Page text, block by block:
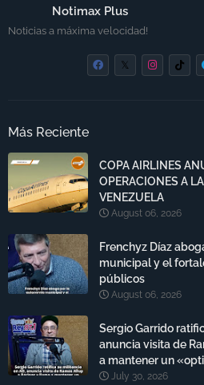
Notimax Plus
Noticias a máxima velocidad!
Más Reciente
COPA AIRLINES
OPERACIONES A
VENEZUELA
August 06, 2026
Frenchyz Díaz
municipal y el
públicos
August 06, 2026
Sergio Garrido
anuncia visita de
a mantener un
July 30, 2026